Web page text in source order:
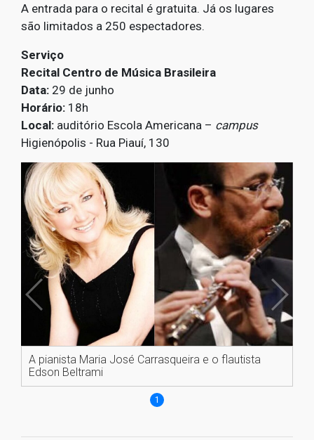
A entrada para o recital é gratuita. Já os lugares
são limitados a 250 espectadores.
Serviço
Recital Centro de Música Brasileira
Data: 29 de junho
Horário: 18h
Local: auditório Escola Americana – campus
Higienópolis - Rua Piauí, 130
A pianista Maria José Carrasqueira e o flautista
Edson Beltrami
1